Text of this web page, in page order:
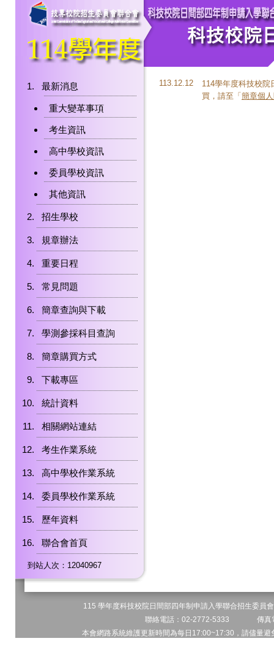
最新消息
重大變革事項
考生資訊
高中學校資訊
委員學校資訊
其他資訊
招生學校
規章辦法
重要日程
常見問題
簡章查詢與下載
學測參採科目查詢
簡章購買方式
下載專區
統計資料
相關網站連結
考生作業系統
高中學校作業系統
委員學校作業系統
歷年資料
聯合會首頁
到站人次：12040967
113.12.12
114學年度科技校院
買，請至「 簡章個
115 學年度科技校院日間部四年制申請入學聯合招生委
聯絡電話：02-2772-5333 傳
本會網路系統維護更新時間為每日17:00~17:30，請儘量